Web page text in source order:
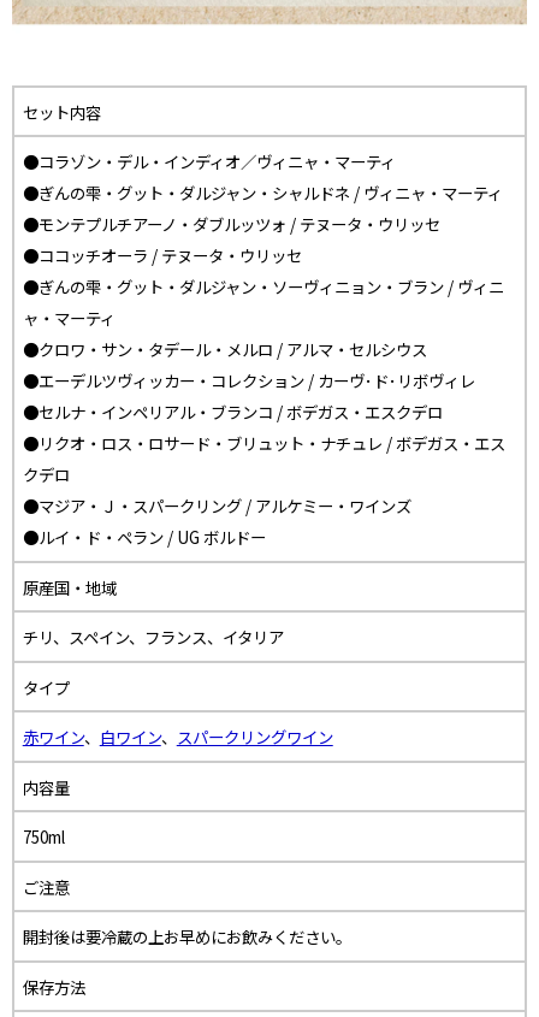
セット内容
●コラゾン・デル・インディオ／ヴィニャ・マーティ
●ぎんの雫・グット・ダルジャン・シャルドネ / ヴィニャ・マーティ
●モンテプルチアーノ・ダブルッツォ / テヌータ・ウリッセ
●ココッチオーラ / テヌータ・ウリッセ
●ぎんの雫・グット・ダルジャン・ソーヴィニョン・ブラン / ヴィニ
ャ・マーティ
●クロワ・サン・タデール・メルロ / アルマ・セルシウス
●エーデルツヴィッカー・コレクション / カーヴ･ド･リボヴィレ
●セルナ・インペリアル・ブランコ / ボデガス・エスクデロ
●リクオ・ロス・ロサード・ブリュット・ナチュレ / ボデガス・エス
クデロ
●マジア・Ｊ・スパークリング / アルケミー・ワインズ
●ルイ・ド・ペラン / UG ボルドー
原産国・地域
チリ、スペイン、フランス、イタリア
タイプ
赤ワイン、 白ワイン、 スパークリングワイン
内容量
750ml
ご注意
開封後は要冷蔵の上お早めにお飲みください。
保存方法